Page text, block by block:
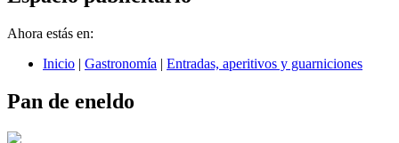
Ahora estás en:
Inicio | Gastronomía | Entradas, aperitivos y guarniciones
Pan de eneldo